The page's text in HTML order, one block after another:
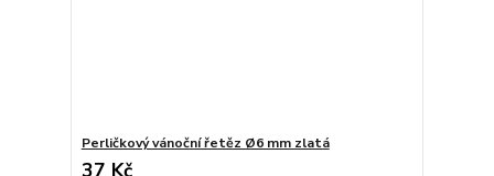
Perličkový vánoční řetěz Ø6 mm zlatá